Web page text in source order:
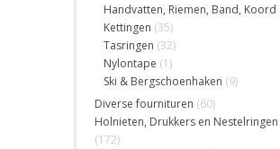
Handvatten, Riemen, Band, Koord
Kettingen (35)
Tasringen (32)
Nylontape (1)
Ski & Bergschoenhaken (9)
Diverse fournituren (60)
Holnieten, Drukkers en Nestelringen
(172)